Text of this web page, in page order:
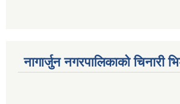
नागार्जुन नगरपालिकाको चिनारी